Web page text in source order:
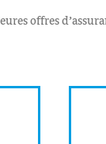
offres